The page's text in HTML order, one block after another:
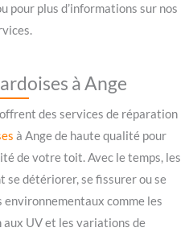
pour plus d’informations sur nos
à Ange
des services de réparation
à Ange de haute qualité pour
de votre toit. Avec le temps, les
se détériorer, se fissurer ou se
comme les
aux UV et les variations de